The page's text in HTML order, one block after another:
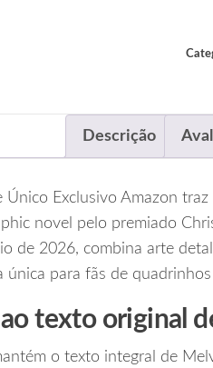
Descrição
Exclusivo Amazon
novel pelo premiado
de 2026, combina arte
única para fãs de
texto original
o texto integral de